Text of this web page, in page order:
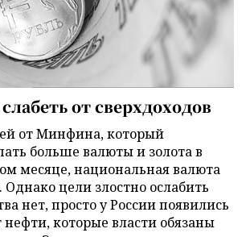
от сверхдоходов
от Минфина, который
больше валюты и золота в
месяце, национальная валюта
Однако цели злостно ослабить
нет, просто у России появились
нефти, которые власти обязаны